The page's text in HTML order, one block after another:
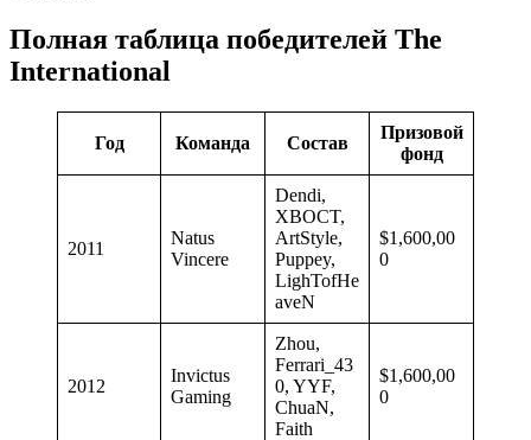
Полная таблица победителей The
International
Год Команда Состав
Призовой
фонд
2011
Natus
Vincere
Dendi,
XBOCT,
ArtStyle,
Puppey,
LighTofHe
aveN
$1,600,00
0
2012
Invictus
Gaming
Zhou,
Ferrari_43
0, YYF,
ChuaN,
Faith
$1,600,00
0